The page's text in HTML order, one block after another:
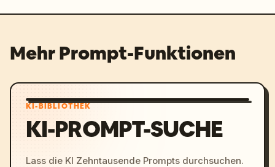
Mehr Prompt-Funktionen
KI-BIBLIOTHEK
KI-PROMPT-SUCHE
Lass die KI Zehntausende Prompts durchsuchen.